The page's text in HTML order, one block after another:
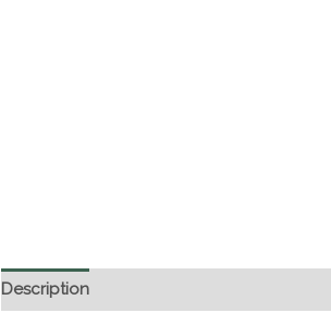
Description